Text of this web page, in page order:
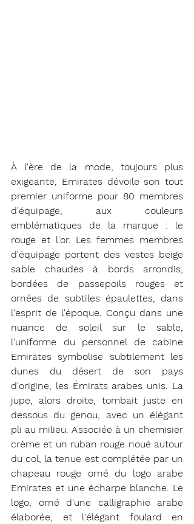
À l'ère de la mode, toujours plus
exigeante, Emirates dévoile son tout
premier uniforme pour 80 membres
d'équipage, aux couleurs
emblématiques de la marque : le
rouge et l'or. Les femmes membres
d'équipage portent des vestes beige
sable chaudes à bords arrondis,
bordées de passepoils rouges et
ornées de subtiles épaulettes, dans
l'esprit de l'époque. Conçu dans une
nuance de soleil sur le sable,
l'uniforme du personnel de cabine
Emirates symbolise subtilement les
dunes du désert de son pays
d'origine, les Émirats arabes unis. La
jupe, alors droite, tombait juste en
dessous du genou, avec un élégant
pli au milieu. Associée à un chemisier
crème et un ruban rouge noué autour
du col, la tenue est complétée par un
chapeau rouge orné du logo arabe
Emirates et une écharpe blanche. Le
logo, orné d'une calligraphie arabe
élaborée, et l'élégant foulard en